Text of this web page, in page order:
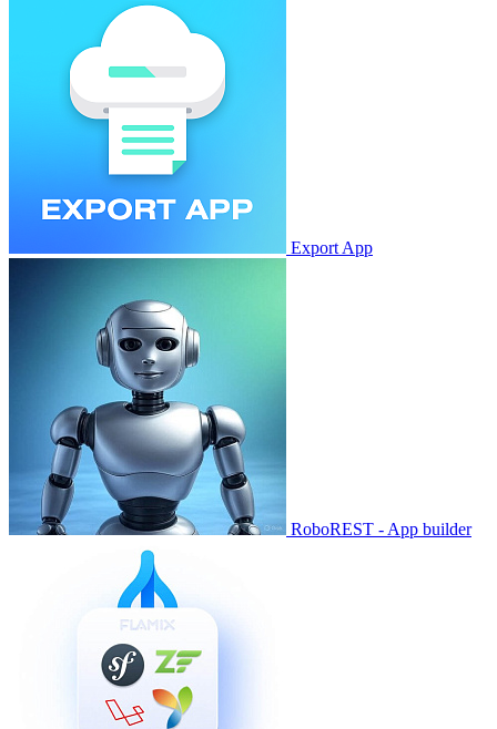
Export App
RoboREST - App builder